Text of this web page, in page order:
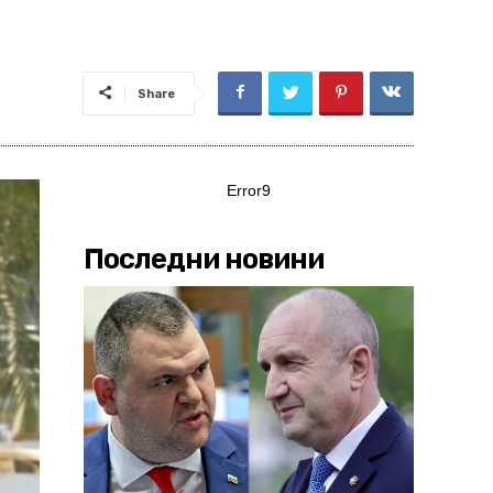
Share
Error9
Последни новини